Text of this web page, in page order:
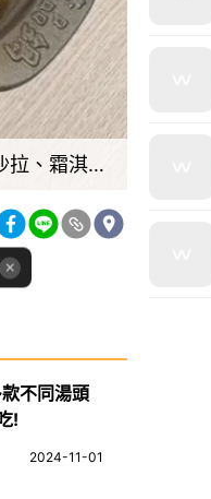
新北市樹林區樹林美食|億品鍋樹林店。個人小火鍋多款不同湯頭可選，另有飲料、主食、沙拉、霜淇淋、冰淇淋無限吃!
不同湯頭
!
2024-11-01